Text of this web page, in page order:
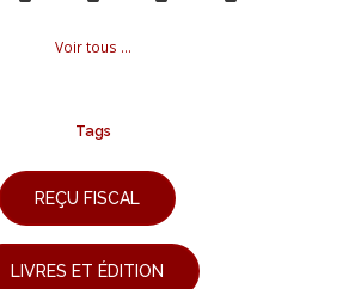
Voir tous ...
Tags
REÇU FISCAL
LIVRES ET ÉDITION